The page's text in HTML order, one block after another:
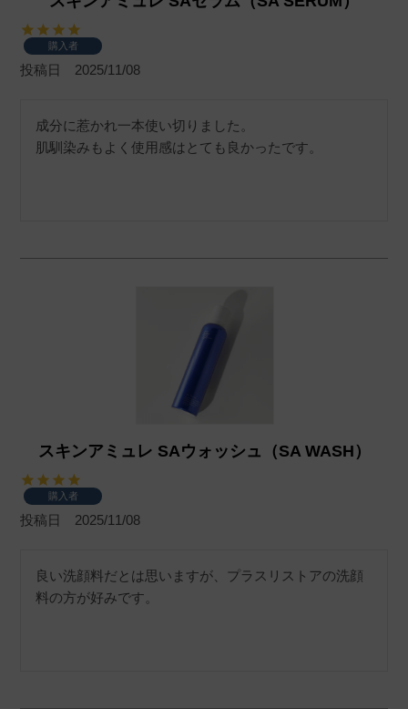
購入者
投稿日 2025/11/08
成分に惹かれ一本使い切りました。
肌馴染みもよく使用感はとても良かったです。
スキンアミュレ SAウォッシュ（SA WASH）
購入者
投稿日 2025/11/08
良い洗顔料だとは思いますが、プラスリストアの洗顔
料の方が好みです。